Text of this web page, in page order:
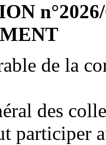
de la
des
participer